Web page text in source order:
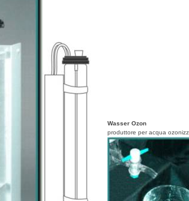
Wasser Ozon
produttore per acqua